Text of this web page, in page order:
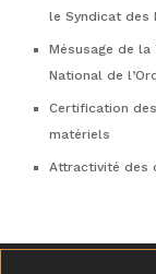
le Syndicat des
Mésusage de
National de
Certification
matériels
Attractivité des